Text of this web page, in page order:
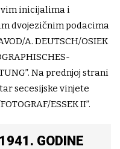
inicijalima i
dvojezičnim podacima
A. DEUTSCH/OSIEK
Na prednjoj strani
secesijske vinjete
ESSEK II”.
GODINE